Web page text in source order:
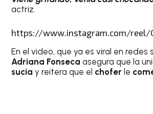
actriz.
https://www.instagram.com/reel/
En el video, que ya es viral en redes
Adriana Fonsecaasegura que la
suciay reitera que el choferle